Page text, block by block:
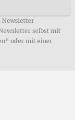
Newsletter-
selbst mit
oder mit einer